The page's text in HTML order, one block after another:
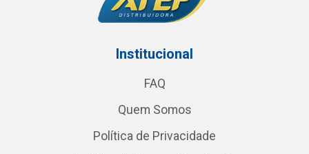
Institucional
FAQ
Quem Somos
Política de Privacidade